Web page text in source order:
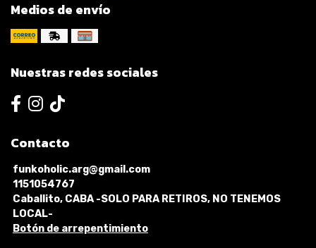
Medios de envío
Nuestras redes sociales
Contacto
funkoholic.arg@gmail.com
1151054767
Caballito, CABA -SOLO PARA RETIROS, NO TENEMOS
LOCAL-
Botón de arrepentimiento